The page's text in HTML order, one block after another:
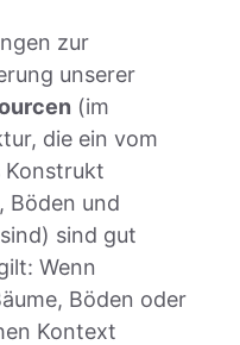
zur
unserer
(im
die ein vom
Konstrukt
Böden und
sind gut
Wenn
Böden oder
Kontext